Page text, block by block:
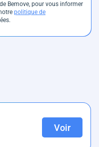
Bemove, pour vous informer
politique de
Voir